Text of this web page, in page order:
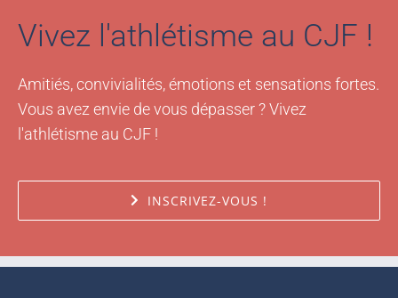
Vivez l'athlétisme au CJF !
Vous avez envie de vous dépasser ? Vivez
l'athlétisme au CJF !
INSCRIVEZ-VOUS !